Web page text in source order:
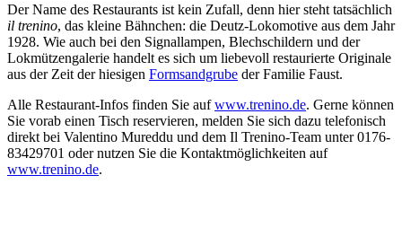
Der Name des Restaurants ist kein Zufall, denn hier steht tatsächlich
il trenino, das kleine Bähnchen: die Deutz-Lokomotive aus dem Jahr
1928. Wie auch bei den Signallampen, Blechschildern und der
Lokmützengalerie handelt es sich um liebevoll restaurierte Originale
aus der Zeit der hiesigen Formsandgrube der Familie Faust.
Alle Restaurant-Infos finden Sie aufwww.trenino.de. Gerne können
Sie vorab einen Tisch reservieren, melden Sie sich dazu telefonisch
direkt bei Valentino Mureddu und dem Il Trenino-Team unter 0176-
83429701 oder nutzen Sie die Kontaktmöglichkeiten auf
www.trenino.de.